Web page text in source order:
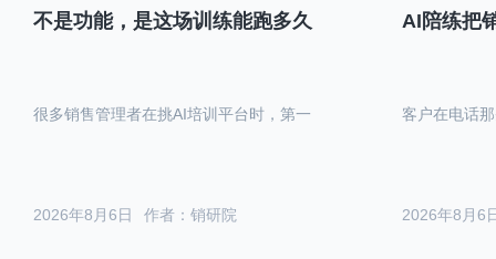
不是功能，是这场训练能跑多久
作者：销研院
2026年8月6日
很多销售管理者在挑AI培训平台时，第一
AI陪练把
2026年8月6
客户在电话